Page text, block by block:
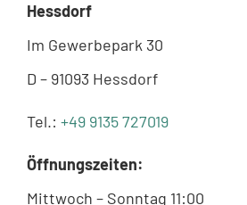
Hessdorf
Im Gewerbepark 30
D – 91093 Hessdorf
Tel.: +49 9135 727019
Öffnungszeiten:
Mittwoch – Sonntag 11:00